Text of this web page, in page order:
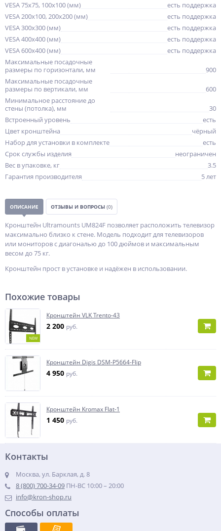
VESA 75x75, 100x100 (мм)
есть поддержка
VESA 200x100, 200x200 (мм)
есть поддержка
VESA 300x300 (мм)
есть поддержка
VESA 400x400 (мм)
есть поддержка
VESA 600x400 (мм)
есть поддержка
Максимальные посадочные
размеры по горизонтали, мм
900
Максимальные посадочные
размеры по вертикали, мм
600
Минимальное расстояние до
стены (потолка), мм
30
Встроенный уровень
есть
Цвет кронштейна
чёрный
Набор для установки в комплекте
есть
Срок службы изделия
неограничен
Вес в упаковке, кг
3.5
Гарантия производителя
5 лет
ОПИСАНИЕ ОТЗЫВЫ И ВОПРОСЫ (0)
Кронштейн Ultramounts UM824F позволяет расположить телевизор
максимально близко к стене. Модель подходит для телевизоров
или мониторов с диагональю до 100 дюймов и максимальным
весом до 75 кг.
Кронштейн прост в установке и надёжен в использовании.
Похожие товары
NEW
Кронштейн VLK Trento-43
2 200 руб.
Кронштейн Digis DSM-P5664-Flip
4 950 руб.
Кронштейн Kromax Flat-1
1 450 руб.
Контакты
Москва, ул. Барклая, д. 8
8 (800) 700-34-09 ПН-ВС 10:00 – 20:00
info@kron-shop.ru
Способы оплаты